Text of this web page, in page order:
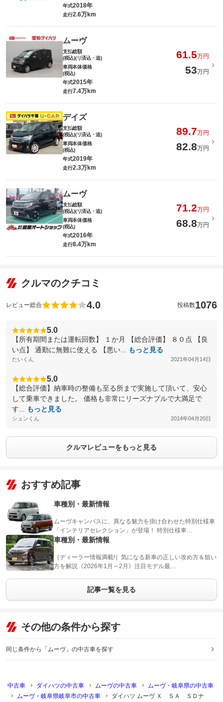
年式2018年
走行2.6万km
ムーヴ
支払総額
(税込)(リ済込・追)
61.5万円
車両本体価格
(税込)
53万円
年式2015年
走行7.4万km
デイズ
支払総額
(税込)(リ済込・追)
89.7万円
車両本体価格
(税込)
82.8万円
年式2019年
走行2.3万km
ムーヴ
支払総額
(税込)(リ済込・追)
71.2万円
車両本体価格
(税込)
68.8万円
年式2016年
走行8.4万km
クルマのクチコミ
レビュー総合 4.0 投稿数1076
5.0
【所有期間または運転回数】 １か月 【総合評価】 ８０点 【良
い点】 通勤に無難に使える 【悪い...
もっと見る
たいくん 2021年04月14日
5.0
【総合評価】納車時の整備も至る所まで実施して頂いて、安心
して乗車できました。 価格も非常にリーズナブルで大満足で
す...
もっと見る
シュンくん 2014年04月20日
クルマレビューをもっと見る
おすすめ記事
車種別・最新情報
ムーヴキャンバスに、異なる魅力を掛け合わせた特別仕様車
「インテリアセレクション」が登場！ 特別仕様車…
車種別・最新情報
［ディーラー情報満載!］気になる新車の正しい攻め方＆狙い
方を解説《2026年1月～2月》注目モデル最…
記事一覧を見る
その他の条件から探す
同じ条件から「ムーヴ」の中古車を探す
中古車 ダイハツの中古車 ムーヴの中古車
ムーヴ・岐阜県の中古車
ムーヴ・岐阜県岐阜市の中古車
ダイハツ ムーヴ Ｘ ＳＡ ＳＤナ